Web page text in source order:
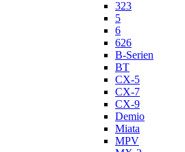
323
5
6
626
B-Serien
BT
CX-5
CX-7
CX-9
Demio
Miata
MPV